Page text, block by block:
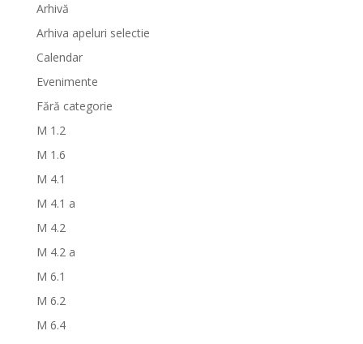
Arhivă
Arhiva apeluri selectie
Calendar
Evenimente
Fără categorie
M 1.2
M 1.6
M 4.1
M 4.1 a
M 4.2
M 4.2 a
M 6.1
M 6.2
M 6.4